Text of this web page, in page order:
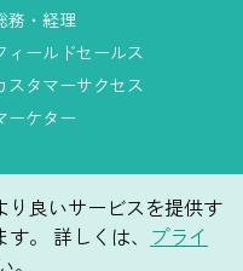
務・経理
ィールドセールス
スタマーサクセス
ーケター
り良いサービスを提供す
。 詳しくは、 プライ